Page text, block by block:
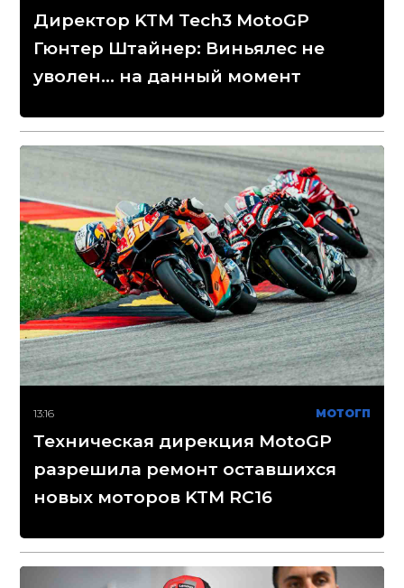
Директор KTM Tech3 MotoGP
Гюнтер Штайнер: Виньялес не
уволен... на данный момент
13:16 МОТОГП
Техническая дирекция MotoGP
разрешила ремонт оставшихся
новых моторов KTM RC16